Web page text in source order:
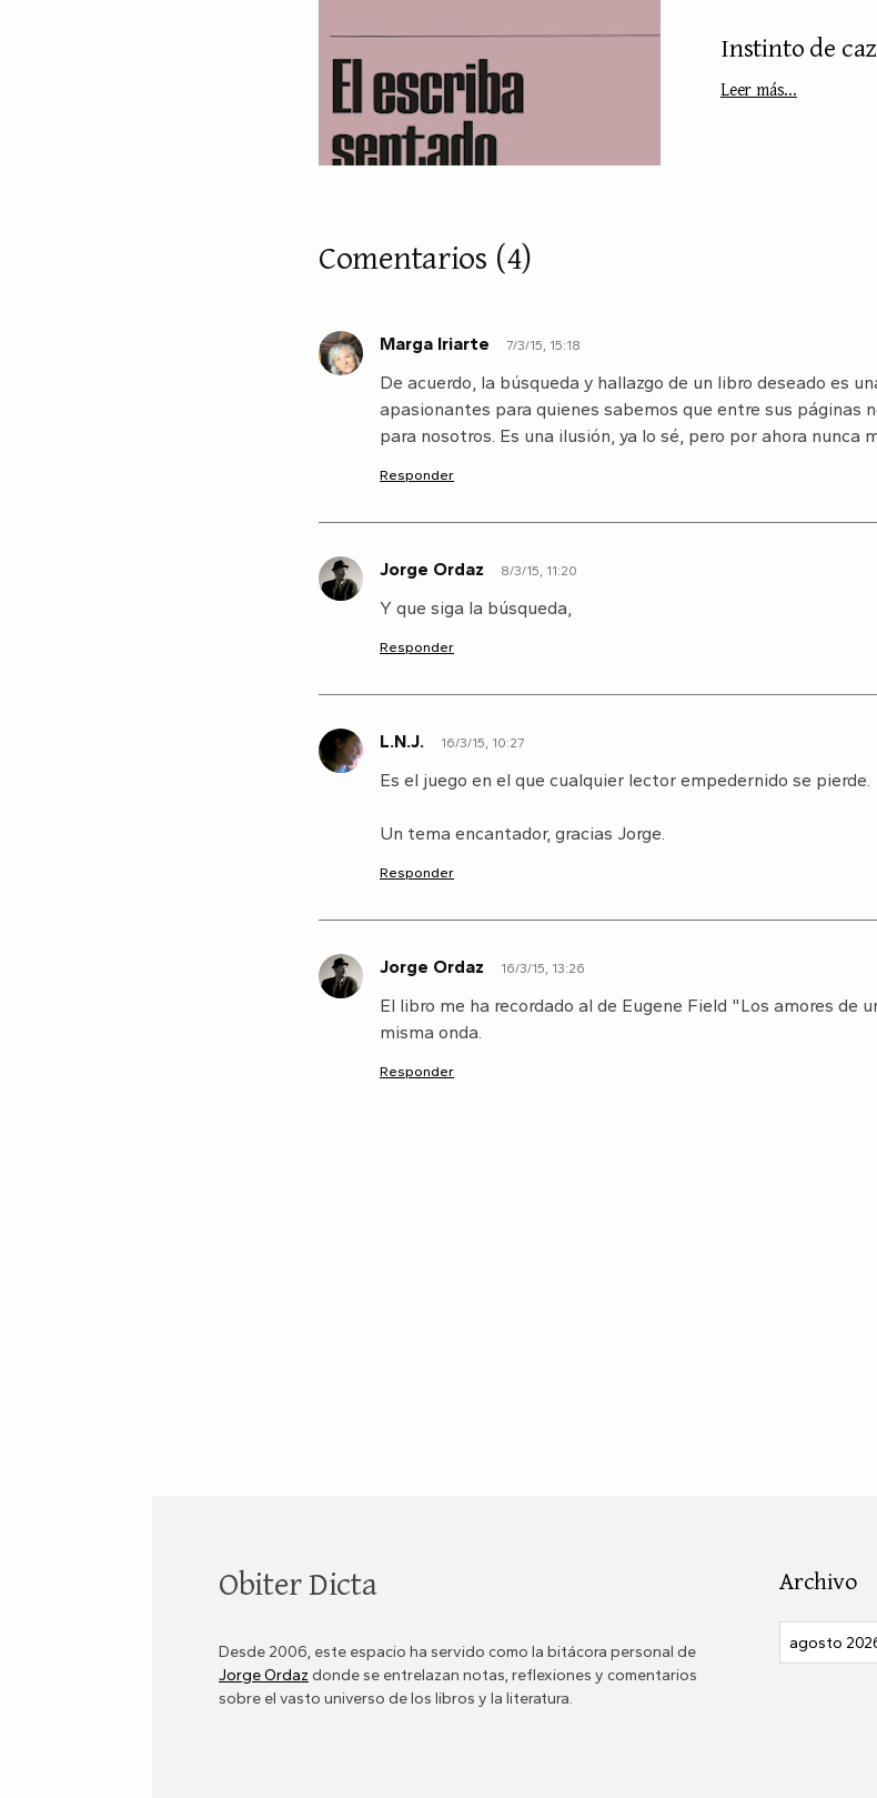
Instinto de
Leer más...
Comentarios (4)
M Marga Iriarte 7/3/15, 15:18
De acuerdo, la búsqueda y hallazgo de un libro deseado es
apasionantes para quienes sabemos que entre sus páginas
para nosotros. Es una ilusión, ya lo sé, pero por ahora nunca
Responder
J Jorge Ordaz 8/3/15, 11:20
Y que siga la búsqueda,
Responder
L L.N.J. 16/3/15, 10:27
Es el juego en el que cualquier lector empedernido se pierde.
Un tema encantador, gracias Jorge.
Responder
J Jorge Ordaz 16/3/15, 13:26
El libro me ha recordado al de Eugene Field "Los amores de
misma onda.
Responder
Obiter Dicta
Desde 2006, este espacio ha servido como la bitácora personal de
Jorge Ordaz donde se entrelazan notas, reflexiones y comentarios
sobre el vasto universo de los libros y la literatura.
Archivo